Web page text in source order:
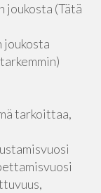
joukosta (Tätä
joukosta
tarkoittaa,